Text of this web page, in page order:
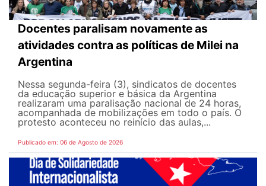
Docentes paralisam novamente as
atividades contra as políticas de Milei na
Argentina
Nessa segunda-feira (3), sindicatos de docentes
da educação superior e básica da Argentina
realizaram uma paralisação nacional de 24 horas,
acompanhada de mobilizações em todo o país. O
protesto aconteceu no reinício das aulas,...
Publicado em: 06 de Agosto de 2026